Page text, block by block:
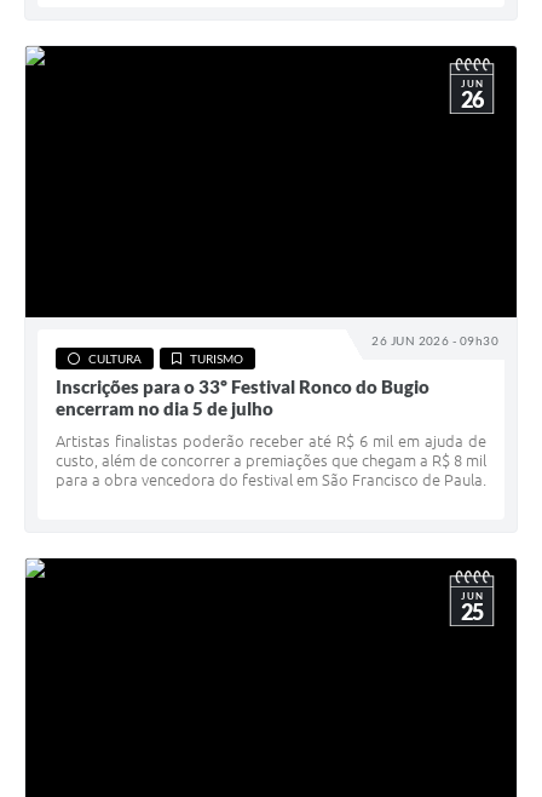
26 JUN 2026 - 09h30
JUN
26
CULTURA TURISMO
Inscrições para o 33º Festival Ronco do Bugio
encerram no dia 5 de julho
Artistas finalistas poderão receber até R$ 6 mil em ajuda de
custo, além de concorrer a premiações que chegam a R$ 8 mil
para a obra vencedora do festival em São Francisco de Paula.
JUN
25